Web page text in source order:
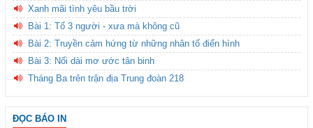
Xanh mãi tình yêu bầu trời
Bài 1: Tổ 3 người - xưa mà không cũ
Bài 2: Truyền cảm hứng từ những nhân tố điển hình
Bài 3: Nối dài mơ ước tân binh
Tháng Ba trên trận địa Trung đoàn 218
ĐỌC BÁO IN